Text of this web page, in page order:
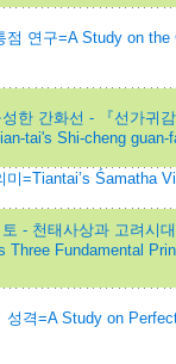
연구=A Study on
한 간화선 - 『선가귀
tai's Shi-cheng
=Tiantai’s Śamatha
- 천태사상과 고려시
Three Fundamental
성격=A Study on